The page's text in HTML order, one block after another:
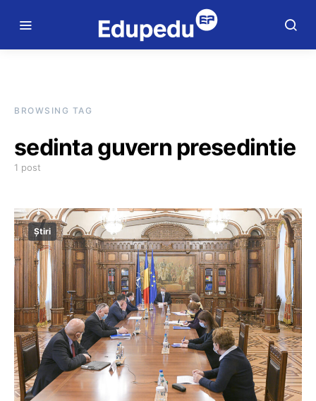
BROWSING TAG
sedinta guvern presedintie
1 post
Știri